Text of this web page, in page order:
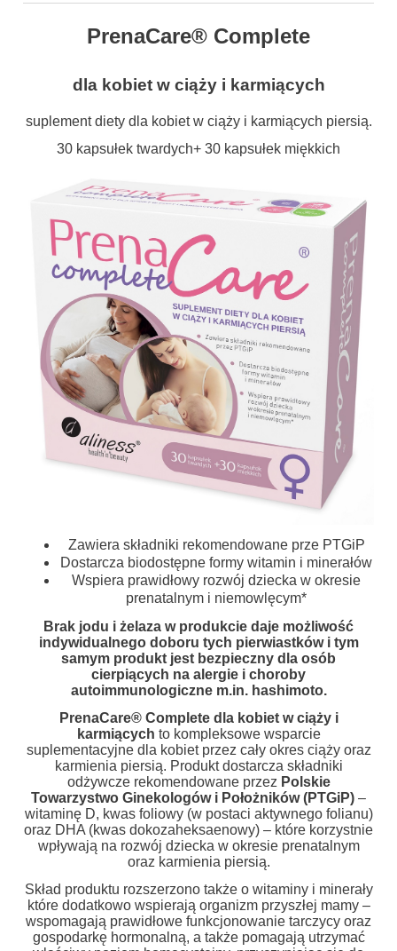
PrenaCare® Complete
dla kobiet w ciąży i karmiących
suplement diety dla kobiet w ciąży i karmiących piersią.
30 kapsułek twardych+ 30 kapsułek miękkich
Zawiera składniki rekomendowane prze PTGiP
Dostarcza biodostępne formy witamin i minerałów
Wspiera prawidłowy rozwój dziecka w okresie
prenatalnym i niemowlęcym*
Brak jodu i żelaza w produkcie daje możliwość
indywidualnego doboru tych pierwiastków i tym
samym produkt jest bezpieczny dla osób
cierpiących na alergie i choroby
autoimmunologiczne m.in. hashimoto.
PrenaCare® Complete dla kobiet w ciąży i
karmiących to kompleksowe wsparcie
suplementacyjne dla kobiet przez cały okres ciąży oraz
karmienia piersią. Produkt dostarcza składniki
odżywcze rekomendowane przez Polskie
Towarzystwo Ginekologów i Położników (PTGiP) –
witaminę D, kwas foliowy (w postaci aktywnego folianu)
oraz DHA (kwas dokozaheksaenowy) – które korzystnie
wpływają na rozwój dziecka w okresie prenatalnym
oraz karmienia piersią.
Skład produktu rozszerzono także o witaminy i minerały
które dodatkowo wspierają organizm przyszłej mamy –
wspomagają prawidłowe funkcjonowanie tarczycy oraz
gospodarkę hormonalną, a także pomagają utrzymać